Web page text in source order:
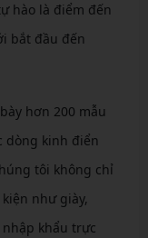
hào là điểm đến
bắt đầu đến
hơn 200 mẫu
dòng kinh điển
tôi không chỉ
như giày,
khẩu trực